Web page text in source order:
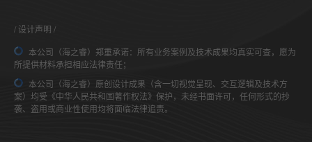
设计声明
本公司（海之睿）郑重承诺：所有业务案例及技术成果均真实可查，愿为
所提供材料承担相应法律责任；
本公司（海之睿）原创设计成果（含一切视觉呈现、交互逻辑及技术方
案）均受《中华人民共和国著作权法》保护，未经书面许可，任何形式的抄
袭、盗用或商业性使用均将面临法律追责。